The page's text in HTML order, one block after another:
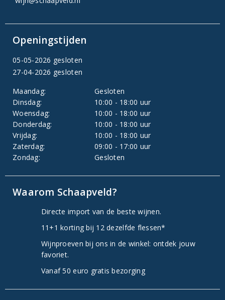
Openingstijden
05-05-2026 gesloten
27-04-2026 gesloten
Maandag:
Gesloten
Dinsdag:
10:00 - 18:00 uur
Woensdag:
10:00 - 18:00 uur
Donderdag:
10:00 - 18:00 uur
Vrijdag:
10:00 - 18:00 uur
Zaterdag:
09:00 - 17:00 uur
Zondag:
Gesloten
Waarom Schaapveld?
Directe import van de beste wijnen.
11+1 korting bij 12 dezelfde flessen*
Wijnproeven bij ons in de winkel: ontdek jouw
favoriet.
Vanaf 50 euro gratis bezorging